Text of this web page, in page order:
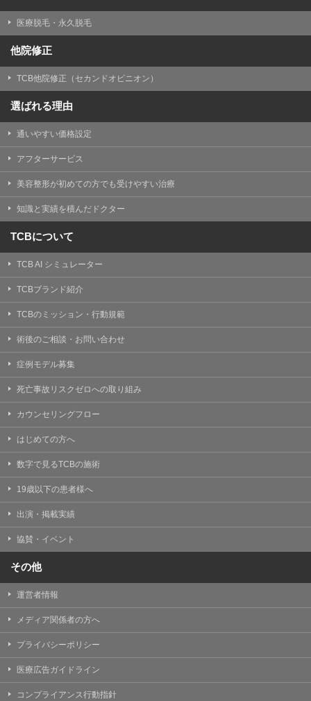
医療脱毛・永久脱毛
他院修正
TCB他院修正（セカンドオピニオン）
選ばれる理由
通いやすい価格設定
アフターサービス
美容整形が初めての方でも受けやすい治療
知識と実績を積んだドクター
TCBについて
TCB AI シミュレーター
TCBブランド紹介
TCBのミッション・行動規範
術後のご相談・お問い合わせ
症例モデル募集
死亡事故リスクゼロへの取り組み
カウンセリングフロー
はじめての方へ
数字で見るTCBの施術
19歳以下の患者様へ
出演・掲載実績
協賛・イベント
その他
運営者情報
メディア関係者の方へ
プライバシーポリシー
医療広告ガイドライン
コンプライアンス行動指針